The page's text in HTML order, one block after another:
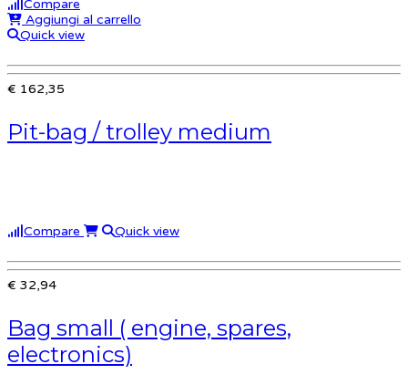
Compare
Aggiungi al carrello
Quick view
€ 162,35
Pit-bag / trolley medium
Compare Quick view
€ 32,94
Bag small ( engine, spares,
electronics)